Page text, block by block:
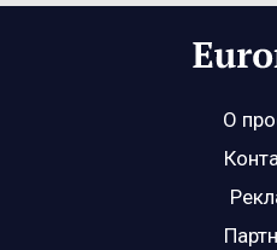
О